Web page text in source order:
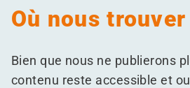
Où nous trouver
Bien que nous ne publierons
contenu reste accessible et